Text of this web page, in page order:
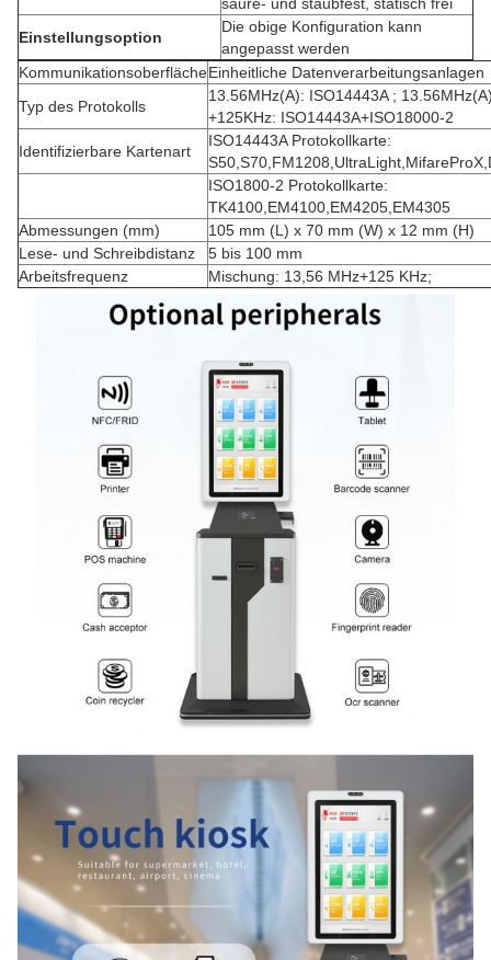
Einstellungsoption
Die obige Konfiguration kann
angepasst werden
KommunikationsoberflächeEinheitliche Datenverarbeitungsanlagen
Typ des Protokolls
13.56MHz(A): ISO14443A ;
+125KHz: ISO14443A+ISO18000-2
Identifizierbare Kartenart
ISO14443A Protokollkarte:
ISO1800-2 Protokollkarte:
TK4100,EM4100,EM4205,EM4305
Abmessungen (mm)
105 mm (L) x 70 mm (W) x 12 mm (H)
Lese- und Schreibdistanz
5 bis 100 mm
Arbeitsfrequenz
Mischung: 13,56 MHz+125 KHz;